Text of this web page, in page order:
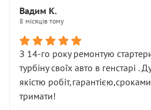
Вадим К.
8 місяців тому
З 14-го року ремонтую
турбіну своїх авто в генстарі .
якістю
тримати!